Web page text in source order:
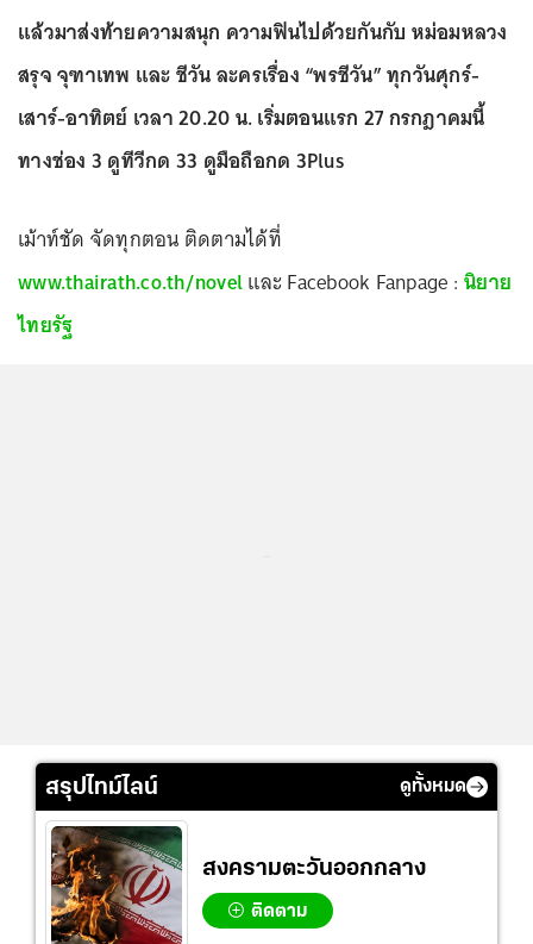
แล้วมาส่งท้ายความสนุก ความฟินไปด้วยกันกับ หม่อมหลวง
สรุจ จุฑาเทพ และ ชีวัน ละครเรื่อง “พรชีวัน” ทุกวันศุกร์-
เสาร์-อาทิตย์ เวลา 20.20 น. เริ่มตอนแรก 27 กรกฎาคมนี้
ทางช่อง 3 ดูทีวีกด 33 ดูมือถือกด 3Plus
เม้าท์ชัด จัดทุกตอน ติดตามได้ที่
www.thairath.co.th/novelและ Facebook Fanpage : นิยาย
ไทยรัฐ
สรุปไทม์ไลน์ ดูทั้งหมด
สงครามตะวันออกกลาง
ติดตาม